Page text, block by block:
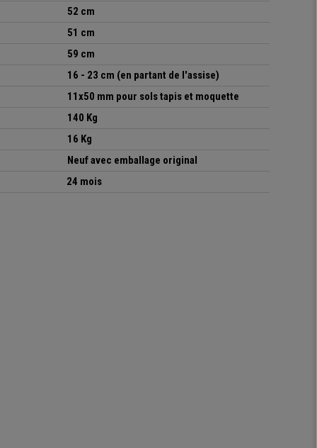
52 cm
51 cm
59 cm
16 - 23 cm (en partant de l'assise)
11x50 mm pour sols tapis et moquette
140 Kg
16 Kg
Neuf avec emballage original
24 mois